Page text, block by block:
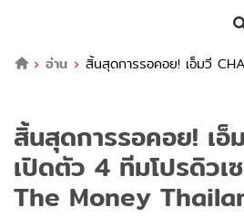
อ่าน
สิ้นสุดการรอคอย! เอ็มวี
สิ้นสุดการรอคอย! เอ็
เปิดตัว 4 ทีมโปรดิวเ
The Money